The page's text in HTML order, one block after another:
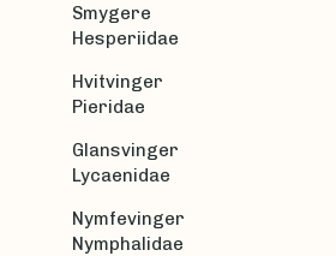
Smygere
Hesperiidae
Hvitvinger
Pieridae
Glansvinger
Lycaenidae
Nymfevinger
Nymphalidae